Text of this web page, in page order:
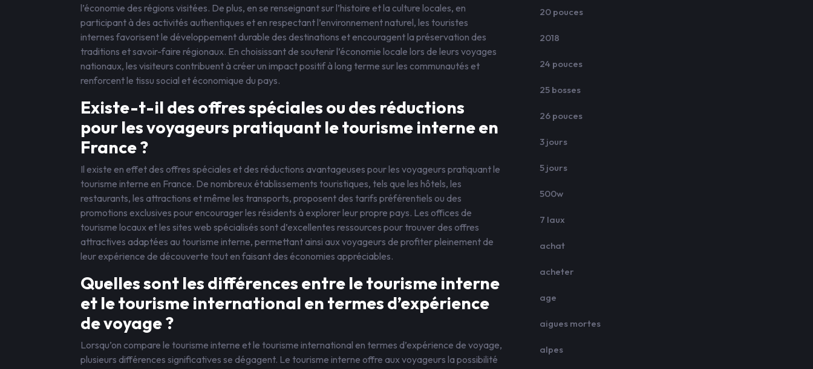
l’économie des régions visitées. De plus, en se renseignant sur l’histoire et la culture locales, en
participant à des activités authentiques et en respectant l’environnement naturel, les touristes
internes favorisent le développement durable des destinations et encouragent la préservation des
traditions et savoir-faire régionaux. En choisissant de soutenir l’économie locale lors de leurs voyages
nationaux, les visiteurs contribuent à créer un impact positif à long terme sur les communautés et
renforcent le tissu social et économique du pays.
Existe-t-il des offres spéciales ou des réductions
pour les voyageurs pratiquant le tourisme interne en
France ?
Il existe en effet des offres spéciales et des réductions avantageuses pour les voyageurs pratiquant le
tourisme interne en France. De nombreux établissements touristiques, tels que les hôtels, les
restaurants, les attractions et même les transports, proposent des tarifs préférentiels ou des
promotions exclusives pour encourager les résidents à explorer leur propre pays. Les offices de
tourisme locaux et les sites web spécialisés sont d’excellentes ressources pour trouver des offres
attractives adaptées au tourisme interne, permettant ainsi aux voyageurs de profiter pleinement de
leur expérience de découverte tout en faisant des économies appréciables.
Quelles sont les différences entre le tourisme interne
et le tourisme international en termes d’expérience
de voyage ?
Lorsqu’on compare le tourisme interne et le tourisme international en termes d’expérience de voyage,
plusieurs différences significatives se dégagent. Le tourisme interne offre aux voyageurs la possibilité
20 pouces
2018
24 pouces
25 bosses
26 pouces
3 jours
5 jours
500w
7 laux
achat
acheter
age
aigues mortes
alpes